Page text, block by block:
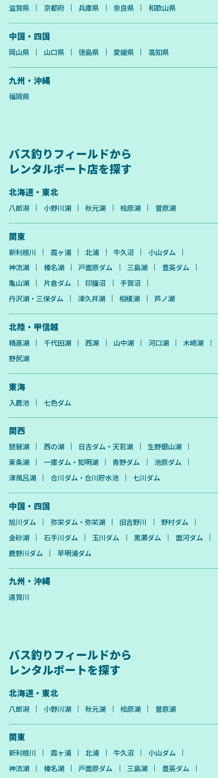
滋賀県 京都府 兵庫県 奈良県 和歌山県
中国・四国
岡山県 山口県 徳島県 愛媛県 高知県
九州・沖縄
福岡県
バス釣りフィールドから
レンタルボート店を探す
北海道・東北
八郎潟 小野川湖 秋元湖 桧原湖 曽原湖
関東
新利根川 霞ヶ浦 北浦 牛久沼
小山ダム
神流湖
榛名湖 戸面原ダム 三島湖
豊英ダム
亀山湖
片倉ダム 印旛沼
手賀沼
丹沢湖・三保ダム
津久井湖 相模湖 芦ノ湖
北陸・甲信越
精進湖 千代田湖 西湖 山中湖 河口湖
木崎湖
野尻湖
東海
入鹿池 七色ダム
関西
琵琶湖 西の湖 日吉ダム・天若湖
生野銀山湖
東条湖
一庫ダム・知明湖 青野ダム
池原ダム
津風呂湖
合川ダム・合川貯水池 七川ダム
中国・四国
旭川ダム 弥栄ダム・弥栄湖 旧吉野川
野村ダム
金砂湖
石手川ダム 玉川ダム 黒瀬ダム
面河ダム
鹿野川ダム
早明浦ダム
九州・沖縄
遠賀川
バス釣りフィールドから
レンタルボートを探す
北海道・東北
八郎潟 小野川湖 秋元湖 桧原湖 曽原湖
関東
新利根川 霞ヶ浦 北浦 牛久沼
小山ダム
神流湖
榛名湖 戸面原ダム 三島湖
豊英ダム